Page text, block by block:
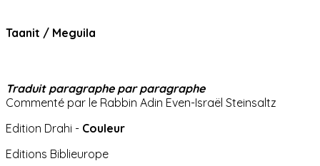
Taanit / Meguila
Traduit paragraphe parparagraphe
Commenté par le Rabbin Adin Even-Israël Steinsaltz
Edition Drahi - Couleur
Editions Biblieurope